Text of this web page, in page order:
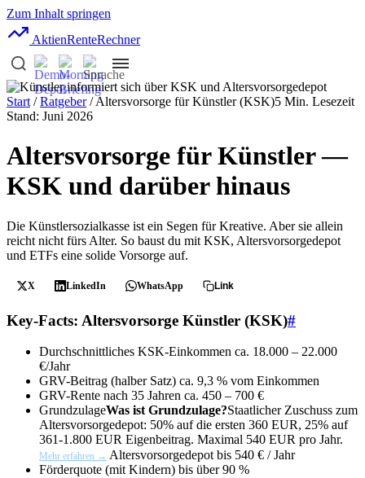
Zum Inhalt springen
AktienRenteRechner
Start /Ratgeber/ Altersvorsorge für Künstler (KSK)5 Min. Lesezeit
Stand: Juni 2026
Altersvorsorge für Künstler —
KSK und darüber hinaus
Die Künstlersozialkasse ist ein Segen für Kreative. Aber sie allein
reicht nicht fürs Alter. So baust du mit KSK, Altersvorsorgedepot
und ETFs eine solide Vorsorge auf.
X LinkedIn WhatsApp Link
Key-Facts: Altersvorsorge Künstler (KSK)#
Durchschnittliches KSK-Einkommen ca. 18.000 – 22.000
€/Jahr
GRV-Beitrag (halber Satz) ca. 9,3 % vom Einkommen
GRV-Rente nach 35 Jahren ca. 450 – 700 €
GrundzulageWas ist Grundzulage?Staatlicher Zuschuss zum
Altersvorsorgedepot: 50% auf die ersten 360 EUR, 25% auf
361-1.800 EUR Eigenbeitrag. Maximal 540 EUR pro Jahr.
Mehr erfahren → Altersvorsorgedepot bis 540 € / Jahr
Förderquote (mit Kindern) bis über 90 %